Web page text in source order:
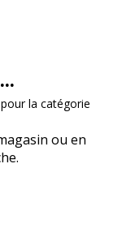
la catégorie
ou en